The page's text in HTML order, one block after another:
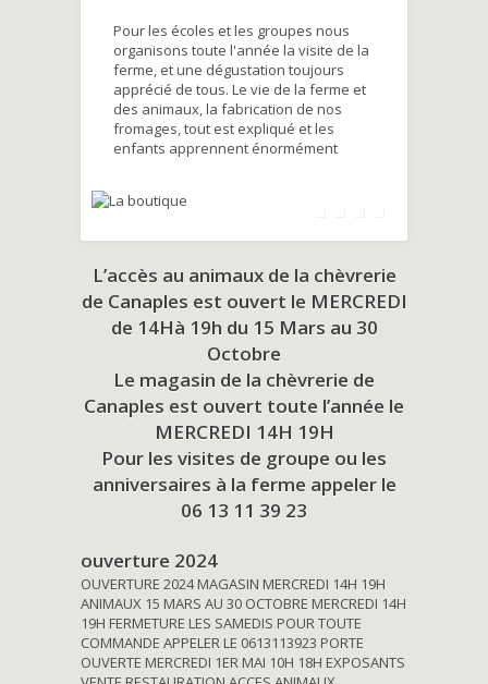
Pour les écoles et les groupes nous
organisons toute l'année la visite de la
ferme, et une dégustation toujours
apprécié de tous. Le vie de la ferme et
des animaux, la fabrication de nos
fromages, tout est expliqué et les
enfants apprennent énormément
L’accès au animaux de la chèvrerie
de Canaples est ouvert le MERCREDI
de 14Hà 19h du 15 Mars au 30
Octobre
Le magasin de la chèvrerie de
Canaples est ouvert toute l’année le
MERCREDI 14H 19H
Pour les visites de groupe ou les
anniversaires à la ferme appeler le
06 13 11 39 23
ouverture 2024
OUVERTURE 2024 MAGASIN MERCREDI 14H 19H
ANIMAUX 15 MARS AU 30 OCTOBRE MERCREDI 14H
19H FERMETURE LES SAMEDIS POUR TOUTE
COMMANDE APPELER LE 0613113923 PORTE
OUVERTE MERCREDI 1ER MAI 10H 18H EXPOSANTS